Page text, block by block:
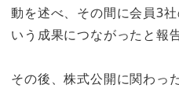
動を述べ、その間に会員3
いう成果につながったと報
その後、株式公開に関わっ